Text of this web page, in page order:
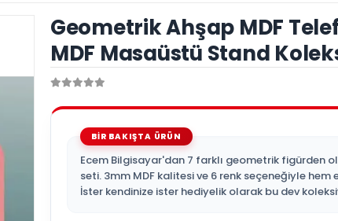
Geometrik Ahşap MDF
MDF Masaüstü Stand
Ecem Bilgisayar'dan 7 farklı geometrik figürden
seti. 3mm MDF kalitesi ve 6 renk seçeneğiyle hem
İster kendinize ister hediyelik olarak bu dev